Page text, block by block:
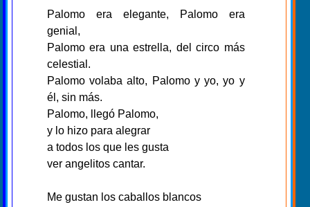
Palomo era elegante, Palomo era
genial,
Palomo era una estrella, del circo más
celestial.
Palomo volaba alto, Palomo y yo, yo y
él, sin más.
Palomo, llegó Palomo,
y lo hizo para alegrar
a todos los que les gusta
ver angelitos cantar.
Me gustan los caballos blancos